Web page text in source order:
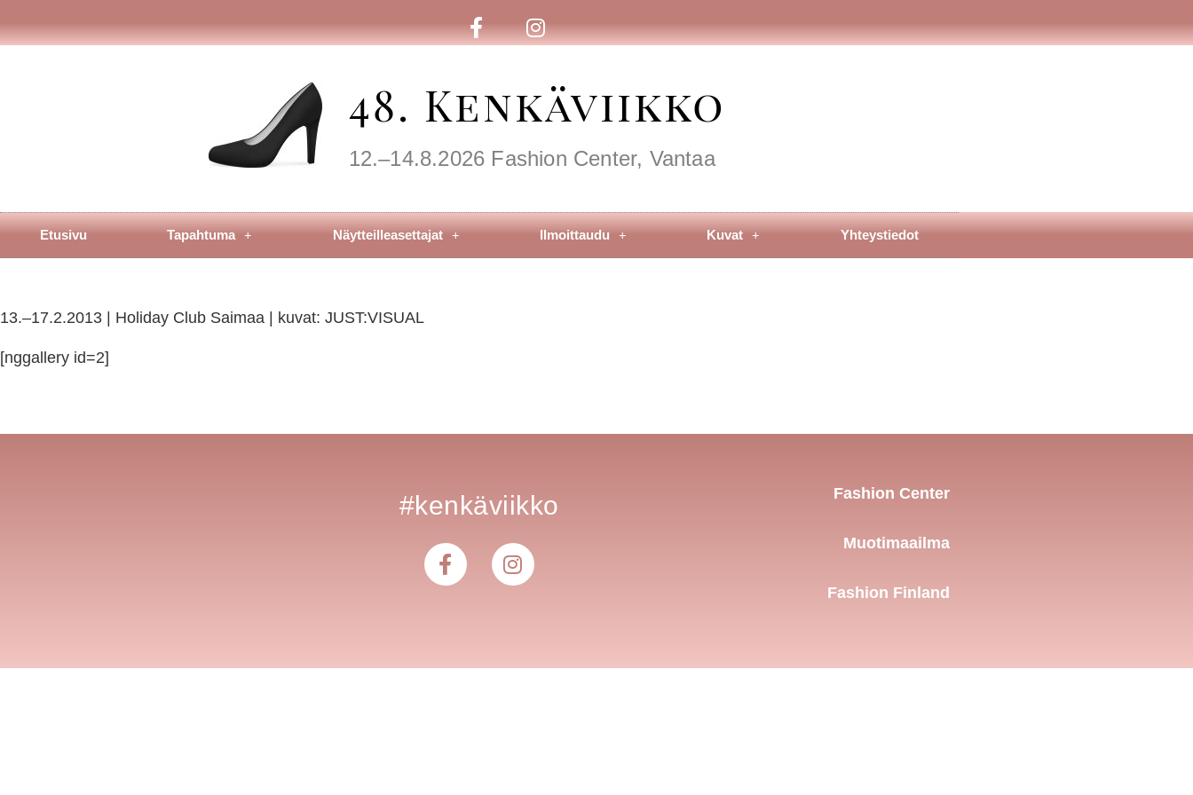
48. Kenkäviikko
12.–14.8.2026 Fashion Center, Vantaa
Etusivu Tapahtuma Näytteilleasettajat Ilmoittaudu Kuvat Yhteystiedot
13.–17.2.2013 | Holiday Club Saimaa | kuvat: JUST:VISUAL
[nggallery id=2]
#kenkäviikko Fashion Center
Muotimaailma
Fashion Finland